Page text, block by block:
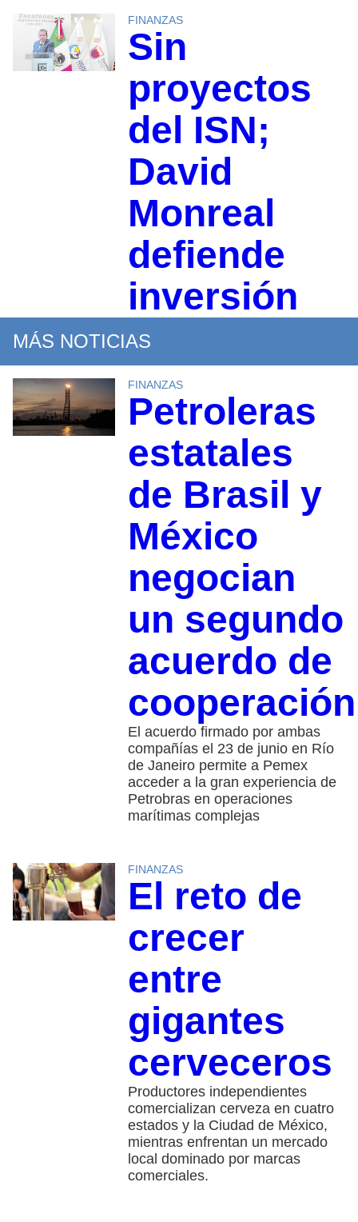
FINANZAS
Sin
proyectos
del ISN;
David
Monreal
defiende
inversión
MÁS NOTICIAS
FINANZAS
Petroleras
estatales
de Brasil y
México
negocian
un segundo
acuerdo de
cooperación
El acuerdo firmado por ambas
compañías el 23 de junio en Río
de Janeiro permite a Pemex
acceder a la gran experiencia de
Petrobras en operaciones
marítimas complejas
FINANZAS
El reto de
crecer
entre
gigantes
cerveceros
Productores independientes
comercializan cerveza en cuatro
estados y la Ciudad de México,
mientras enfrentan un mercado
local dominado por marcas
comerciales.